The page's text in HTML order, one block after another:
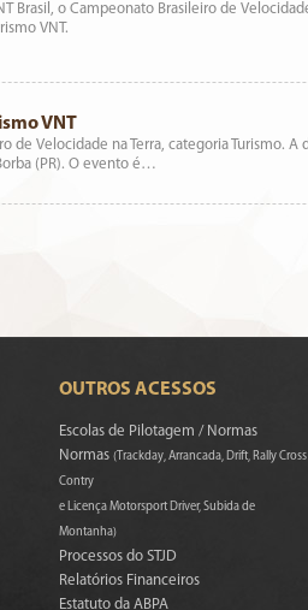
Brasil, o Campeonato Brasileiro de
VNT.
VNT
de Velocidade na Terra, categoria
(PR). O evento é…
OUTROS ACESSOS
Escolas de Pilotagem / Normas
Normas(Trackday, Arrancada, Drift, Rally Cross
Contry
e Licença Motorsport Driver, Subida de
Montanha)
Processos do STJD
Relatórios Financeiros
Estatuto da ABPA